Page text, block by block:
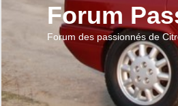
Forum
Forum des passionnés de